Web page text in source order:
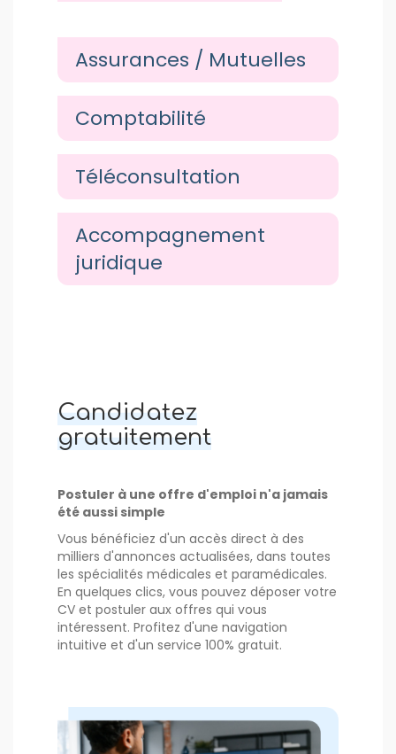
Assurances / Mutuelles
Comptabilité
Téléconsultation
Accompagnement
juridique
Candidatez
gratuitement
Postuler à une offre d'emploi n'a jamais
été aussi simple
Vous bénéficiez d'un accès direct à des
milliers d'annonces actualisées, dans toutes
les spécialités médicales et paramédicales.
En quelques clics, vous pouvez déposer votre
CV et postuler aux offres qui vous
intéressent. Profitez d'une navigation
intuitive et d'un service 100% gratuit.